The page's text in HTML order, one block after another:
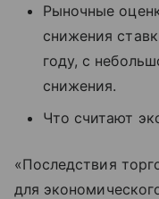
Рыночные
снижения
году, с
снижения.
Что считают
«Последствия
для